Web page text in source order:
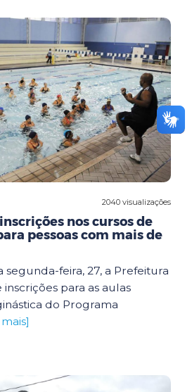
2040 visualizações
nos cursos de
pessoas com mais de
feira, 27, a Prefeitura
para as aulas
do Programa